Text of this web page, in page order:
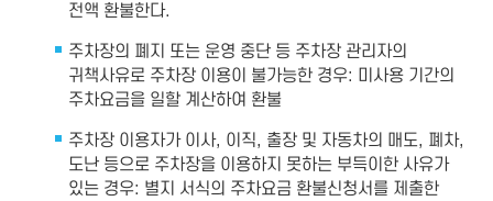
전액 환불한다.
주차장의 폐지 또는 운영 중단 등 주차장 관리자의
귀책사유로 주차장 이용이 불가능한 경우: 미사용 기간의
주차요금을 일할 계산하여 환불
주차장 이용자가 이사, 이직, 출장 및 자동차의 매도, 폐차,
도난 등으로 주차장을 이용하지 못하는 부득이한 사유가
있는 경우: 별지 서식의 주차요금 환불신청서를 제출한